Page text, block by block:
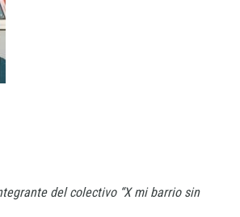
del colectivo “X mi barrio sin